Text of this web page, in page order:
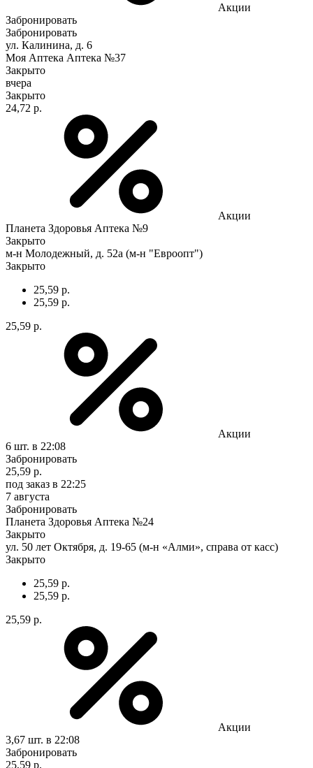
Акции
Забронировать
Забронировать
ул. Калинина, д. 6
Моя Аптека Аптека №37
Закрыто
вчера
Закрыто
24,72 р.
Акции
Планета Здоровья Аптека №9
Закрыто
м-н Молодежный, д. 52а (м-н "Евроопт")
Закрыто
25,59 р.
25,59 р.
25,59 р.
Акции
6 шт. в 22:08
Забронировать
25,59 р.
под заказ в 22:25
7 августа
Забронировать
Планета Здоровья Аптека №24
Закрыто
ул. 50 лет Октября, д. 19-65 (м-н «Алми», справа от касс)
Закрыто
25,59 р.
25,59 р.
25,59 р.
Акции
3,67 шт. в 22:08
Забронировать
25,59 р.